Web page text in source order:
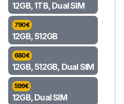
12GB, 1TB, Dual SIM
790€
12GB, 512GB
680€
12GB, 512GB, Dual SIM
599€
12GB, Dual SIM